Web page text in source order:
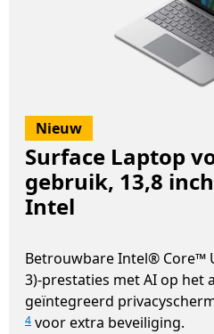
Nieuw
Surface Laptop
gebruik, 13,8
Intel
Betrouwbare Intel® Core™
3)-prestaties met AI op het
geïntegreerd
4 voor extra beveiliging.